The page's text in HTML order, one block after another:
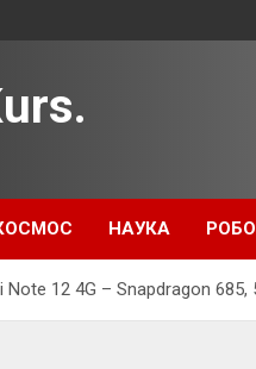
НАУКА
Note 12 4G – Snapdragon